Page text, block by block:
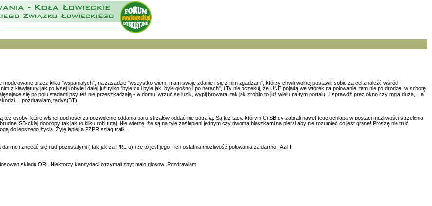
modelowane przez kilku "wspaniałych", na zasadzie "wszystko wiem, mam swoje zdanie i się z nim zgadzam", którzy chwili wolnej postawili sobie za cel znaleźć wśród
z klawiatury jak po łysej kobyle i dalej już tylko "byle co i byle jak, byle głośno i po nerach", i Ty nie oczekuj, że UNE pojadą we wtorek na polowanie, tam nie po drodze, w sobotę
się po polu stadami psy też nie przeszkadzają - w domu, wrzuć se luzik, wypij browara, tak jak zrobiło to już wielu na tym portalu.. i sprawdź prez okno czy mgła duża,... a
pozdrawiam, tadys(BT)
osoby, które włsnej godności za pozwolenie oddania paru strzałów oddać nie potrafią. Są też tacy, którym Ci SB-cy zabrali nawet tego ochłapa w postaci możliwości strzelenia
SB-ckiej doooopy tak jak to kilku robi tutaj. Nie wierzę, że są na tyle zaślepieni jednym czy dwoma blaszkami na piersi aby nie rozumieć co jest grane! Proszę nie truć
do lepszego życia. Żyję lepiej a PZPR szlag trafił.
i znęcać się nad pozostałymi ( tak jak za PRL-u) i że to jest jego - ich ostatnia możliwość polowania za darmo ! Azil II
skladu ORL.Niektorzy kandydaci otrzymali zbyt malo glosow .Pozdrawiam.